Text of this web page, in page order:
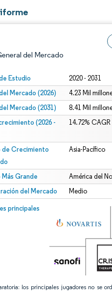
del Mercado
Estudio 2020 - 2031
Mercado (2026) 4.23 Mil
Mercado (2031) 8.41 Mil
(2026 -
14.72% CAGR
de Crecimiento
Asia-Pacífico
Grande América del
del Mercado Medio
principales
los principales jugadores no se
Intelligence. El uso requiere
CC BY 4.0.